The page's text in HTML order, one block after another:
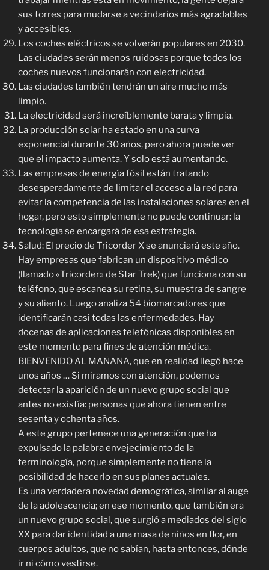
sus torres para mudarse a vecindarios más agradables
y accesibles.
Los coches eléctricos se volverán populares en 2030.
Las ciudades serán menos ruidosas porque todos los
coches nuevos funcionarán con electricidad.
Las ciudades también tendrán un aire mucho más
limpio.
La electricidad será increíblemente barata y limpia.
La producción solar ha estado en una curva
exponencial durante 30 años, pero ahora puede ver
que el impacto aumenta. Y solo está aumentando.
Las empresas de energía fósil están tratando
desesperadamente de limitar el acceso a la red para
evitar la competencia de las instalaciones solares en el
hogar, pero esto simplemente no puede continuar: la
tecnología se encargará de esa estrategia.
Salud: El precio de Tricorder X se anunciará este año.
Hay empresas que fabrican un dispositivo médico
(llamado «Tricorder» de Star Trek) que funciona con su
teléfono, que escanea su retina, su muestra de sangre
y su aliento. Luego analiza 54 biomarcadores que
identificarán casi todas las enfermedades. Hay
docenas de aplicaciones telefónicas disponibles en
este momento para fines de atención médica.
BIENVENIDO AL MAÑANA, que en realidad llegó hace
unos años … Si miramos con atención, podemos
detectar la aparición de un nuevo grupo social que
antes no existía: personas que ahora tienen entre
sesenta y ochenta años.
A este grupo pertenece una generación que ha
expulsado la palabra envejecimiento de la
terminología, porque simplemente no tiene la
posibilidad de hacerlo en sus planes actuales.
Es una verdadera novedad demográfica, similar al auge
de la adolescencia; en ese momento, que también era
un nuevo grupo social, que surgió a mediados del siglo
XX para dar identidad a una masa de niños en flor, en
cuerpos adultos, que no sabían, hasta entonces, dónde
ir ni cómo vestirse.